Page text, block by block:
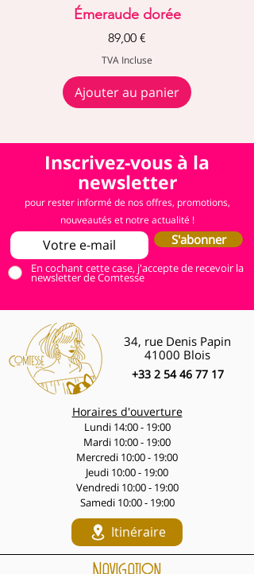
Émeraude dorée
Prix
89,00 €
TVA Incluse
Ajouter au panier
Inscrivez-vous à la
newsletter
pour rester informé de nos offres, promotions,
nouveautés et notre actualité !
S'abonner
En cochant cette case, j'accepte de recevoir la
newsletter de Comtesse
34, rue Denis Papin
41000 Blois
+33 2 54 46 77 17
Horaires d'ouverture
Lundi 14:00 - 19:00
Mardi 10:00 - 19:00
Mercredi 10:00 - 19:00
Jeudi 10:00 - 19:00
Vendredi 10:00 - 19:00
Samedi 10:00 - 19:00
Itinéraire